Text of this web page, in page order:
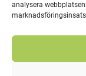
analysera
Upphovsrätt